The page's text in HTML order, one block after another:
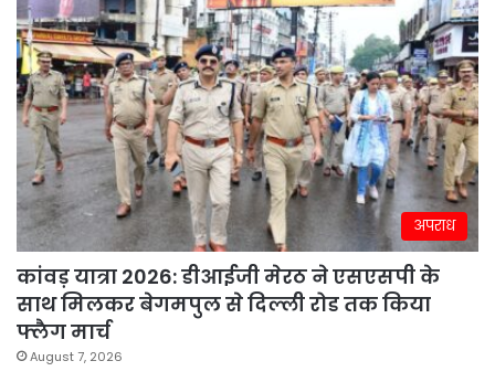
अपराध
कांवड़ यात्रा 2026: डीआईजी मेरठ ने एसएसपी के
साथ मिलकर बेगमपुल से दिल्ली रोड तक किया
फ्लैग मार्च
August 7, 2026